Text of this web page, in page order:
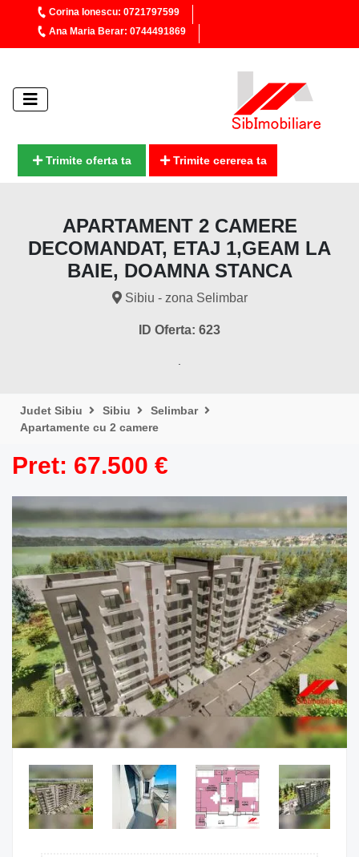
Corina Ionescu: 0721797599
Ana Maria Berar: 0744491869
Trimite oferta ta Trimite cererea ta
APARTAMENT 2 CAMERE
DECOMANDAT, ETAJ 1,GEAM LA
BAIE, DOAMNA STANCA
Sibiu - zona Selimbar
ID Oferta: 623
Judet Sibiu Sibiu
Selimbar
Apartamente cu 2 camere
Pret: 67.500 €